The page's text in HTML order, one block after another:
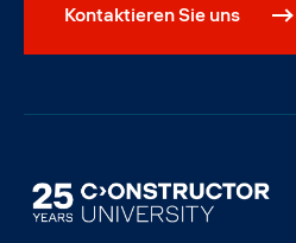
Kontaktieren Sie uns
Image